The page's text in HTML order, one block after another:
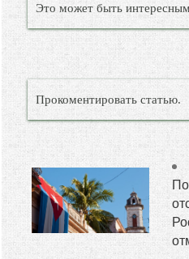
Это может быть
Прокоментировать статью.